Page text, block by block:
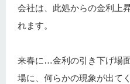
会社は、此処からの金利上
れます。
来春に…金利の引き下げ場
場に、何らかの現象が出て